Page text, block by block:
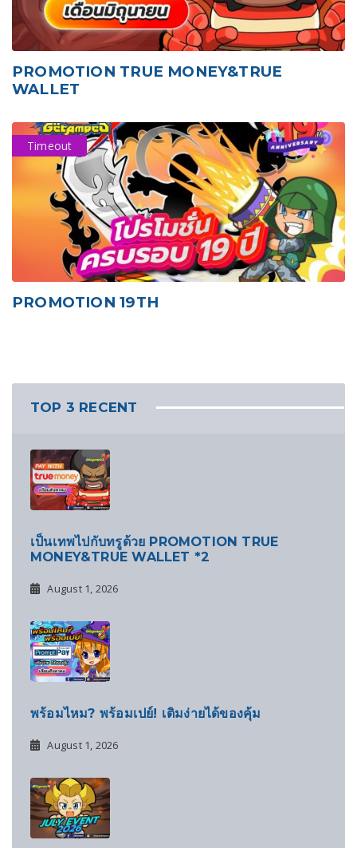
PROMOTION TRUE MONEY&TRUE
WALLET
Timeout
PROMOTION 19TH
TOP 3 RECENT
เป็นเทพไปกับทรูด้วย PROMOTION TRUE
MONEY&TRUE WALLET *2
August 1, 2026
พร้อมไหม? พร้อมเปย์! เติมง่ายได้ของคุ้ม
August 1, 2026